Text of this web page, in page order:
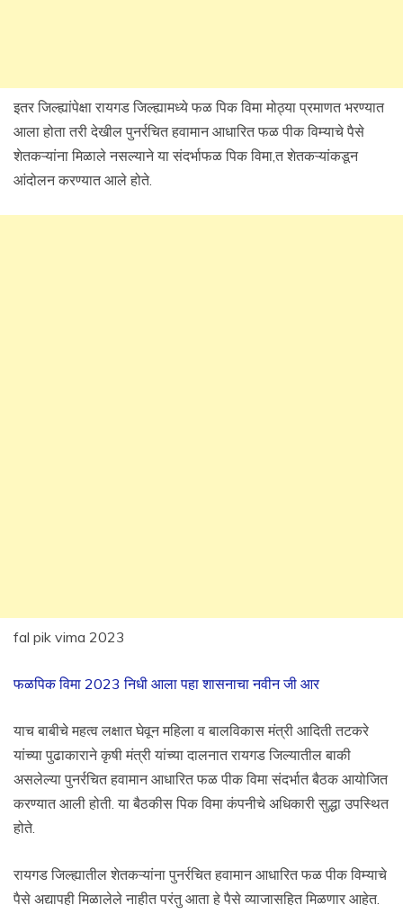
इतर जिल्ह्यांपेक्षा रायगड जिल्ह्यामध्ये फळ पिक विमा मोठ्या प्रमाणत भरण्यात
आला होता तरी देखील पुनर्रचित हवामान आधारित फळ पीक विम्याचे पैसे
शेतकऱ्यांना मिळाले नसल्याने या संदर्भाफळ पिक विमा,त शेतकऱ्यांकडून
आंदोलन करण्यात आले होते.
fal pik vima 2023
फळपिक विमा 2023 निधी आला पहा शासनाचा नवीन जी आर
याच बाबीचे महत्व लक्षात घेवून महिला व बालविकास मंत्री आदिती तटकरे
यांच्या पुढाकाराने कृषी मंत्री यांच्या दालनात रायगड जिल्यातील बाकी
असलेल्या पुनर्रचित हवामान आधारित फळ पीक विमा संदर्भात बैठक आयोजित
करण्यात आली होती. या बैठकीस पिक विमा कंपनीचे अधिकारी सुद्धा उपस्थित
होते.
रायगड जिल्ह्यातील शेतकऱ्यांना पुनर्रचित हवामान आधारित फळ पीक विम्याचे
पैसे अद्यापही मिळालेले नाहीत परंतु आता हे पैसे व्याजासहित मिळणार आहेत.